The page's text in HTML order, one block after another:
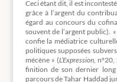
Ceci étant dit, il est
grâce à l’argent du
égard au concours du
souvent de l’argent public).
confie la médiatrice
politiques supposées
mécène » (L’Expression, n°20,
finition de son dernier
parcours de Tahar Haddad